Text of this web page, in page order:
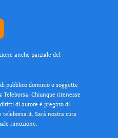
anche parziale del
pubblico dominio o soggette
Chiunque ritenesse
di autore è pregato di
Sarà nostra cura
rimozione.